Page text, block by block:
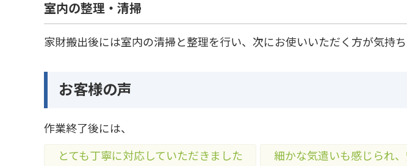
室内の整理・清掃
家財搬出後には室内の清掃と整理を行い、次にお使いいただく方が気持
お客様の声
作業終了後には、
とても丁寧に対応していただきました
細かな気遣いも感じられ